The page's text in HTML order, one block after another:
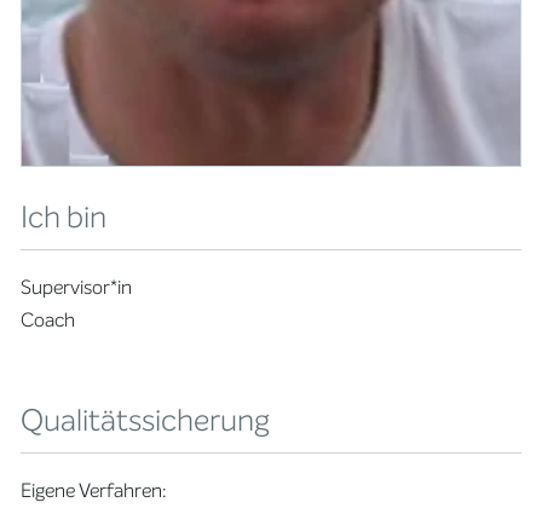
Ich bin
Supervisor*in
Coach
Qualitätssicherung
Eigene Verfahren: